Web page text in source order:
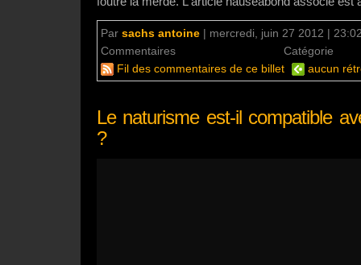
Par sachs antoine | mercredi, juin 27 2012 |
Commentaires
Catégorie
Fil des commentaires de ce billet
aucun
Le naturisme est-il compatible
?